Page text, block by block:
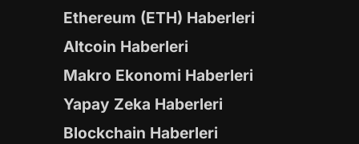
Ethereum (ETH) Haberleri
Altcoin Haberleri
Makro Ekonomi Haberleri
Yapay Zeka Haberleri
Blockchain Haberleri